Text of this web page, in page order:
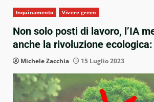
Inquinamento Vivere green
Non solo posti di lavoro, l’IA
anche la rivoluzione
Michele Zacchia 15 Luglio 2023